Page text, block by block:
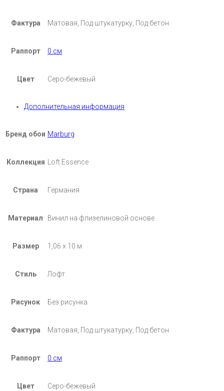
Фактура Матовая, Под штукатурку, Под бетон
Раппорт 0 см
Цвет Серо-бежевый
Дополнительная информация
Бренд обои Marburg
Коллекция Loft Essence
Страна Германия
Материал Винил на флизелиновой основе
Размер 1,06 х 10 м
Стиль Лофт
Рисунок Без рисунка
Фактура Матовая, Под штукатурку, Под бетон
Раппорт 0 см
Цвет Серо-бежевый